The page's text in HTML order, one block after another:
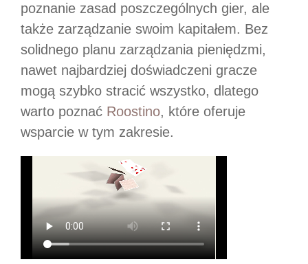
poznanie zasad poszczególnych gier, ale
także zarządzanie swoim kapitałem. Bez
solidnego planu zarządzania pieniędzmi,
nawet najbardziej doświadczeni gracze
mogą szybko stracić wszystko, dlatego
warto poznać Roostino, które oferuje
wsparcie w tym zakresie.